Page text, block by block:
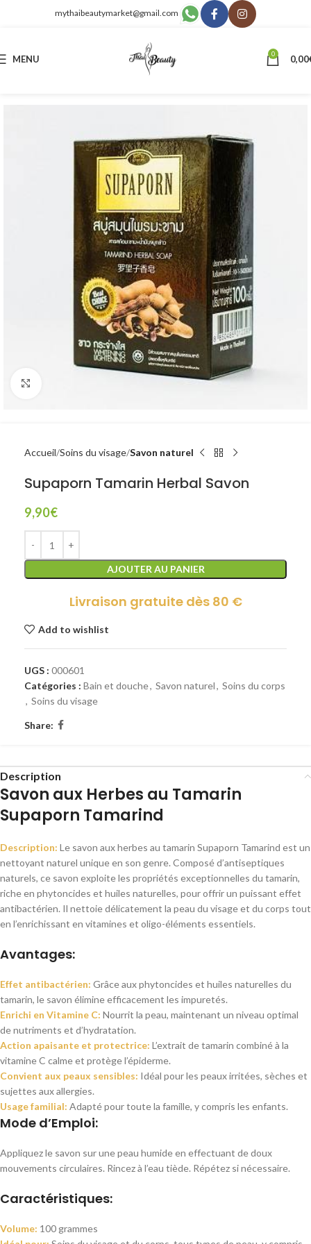
mythaibeautymarket@gmail.com
MENU 0 0,00
Accueil Soins du visage Savon naturel
Supaporn Tamarin Herbal Savon
9,90€
AJOUTER AU PANIER
Livraison gratuite dès 80 €
Add to wishlist
UGS : 000601
Catégories : Bain et douche, Savon naturel, Soins du corps
, Soins du visage
Share:
Description
Savon aux Herbes au Tamarin
Supaporn Tamarind
Description: Le savon aux herbes au tamarin Supaporn Tamarind est un
nettoyant naturel unique en son genre. Composé d’antiseptiques
naturels, ce savon exploite les propriétés exceptionnelles du tamarin,
riche en phytoncides et huiles naturelles, pour offrir un puissant effet
antibactérien. Il nettoie délicatement la peau du visage et du corps tout
en l’enrichissant en vitamines et oligo-éléments essentiels.
Avantages:
Effet antibactérien: Grâce aux phytoncides et huiles naturelles du
tamarin, le savon élimine efficacement les impuretés.
Enrichi en Vitamine C: Nourrit la peau, maintenant un niveau optimal
de nutriments et d’hydratation.
Action apaisante et protectrice: L’extrait de tamarin combiné à la
vitamine C calme et protège l’épiderme.
Convient aux peaux sensibles: Idéal pour les peaux irritées, sèches et
sujettes aux allergies.
Usage familial: Adapté pour toute la famille, y compris les enfants.
Mode d’Emploi:
Appliquez le savon sur une peau humide en effectuant de doux
mouvements circulaires. Rincez à l’eau tiède. Répétez si nécessaire.
Caractéristiques:
Volume: 100 grammes